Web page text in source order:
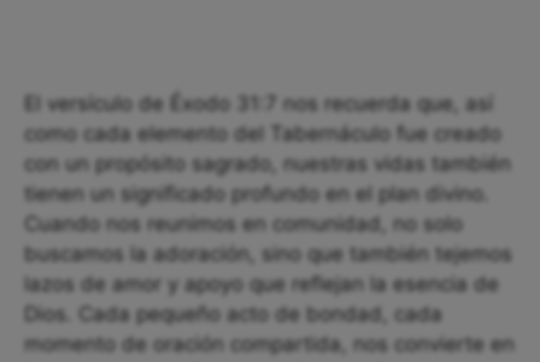
El versículo de Éxodo 31:7 nos recuerda que, así
como cada elemento del Tabernáculo fue creado
con un propósito sagrado, nuestras vidas también
tienen un significado profundo en el plan divino.
Cuando nos reunimos en comunidad, no solo
buscamos la adoración, sino que también tejemos
lazos de amor y apoyo que reflejan la esencia de
Dios. Cada pequeño acto de bondad, cada
momento de oración compartida, nos convierte en